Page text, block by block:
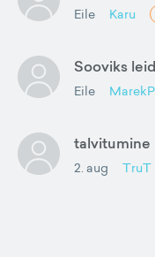
Eile Karu
Sooviks
Eile MarekP
talvitumine
2. aug TruT